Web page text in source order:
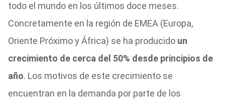
todo el mundo en los últimos doce meses.
Concretamente en la región de EMEA (Europa,
Oriente Próximo y África) se ha producido un
crecimiento de cerca del 50% desde principios de
año. Los motivos de este crecimiento se
encuentran en la demanda por parte de los